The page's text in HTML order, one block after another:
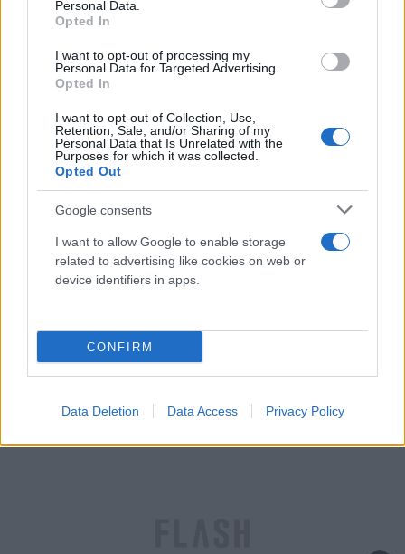
Personal Data.
Opted In
I want to opt-out of processing my
Personal Data for Targeted Advertising.
Opted In
I want to opt-out of Collection, Use,
Retention, Sale, and/or Sharing of my
Personal Data that Is Unrelated with the
Purposes for which it was collected.
Opted Out
Google consents
I want to allow Google to enable storage
related to advertising like cookies on web or
device identifiers in apps.
CONFIRM
Data Deletion Data Access Privacy Policy
Πραγματογνώμονας για το τροχαίο στις
Σέρρες: «Κάτι απέσπασε την προσοχή του
07.08.2026